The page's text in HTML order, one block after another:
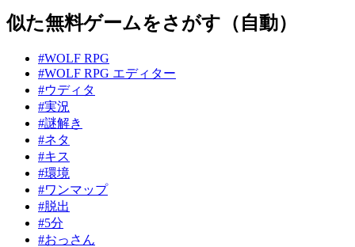
似た無料ゲームをさがす（自動）
#WOLF RPG
#WOLF RPG エディター
#ウディタ
#実況
#謎解き
#ネタ
#キス
#環境
#ワンマップ
#脱出
#5分
#おっさん